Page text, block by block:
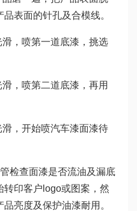
表面的针孔及合模线。
，喷第一道底漆，挑选
，喷第二道底漆，再用
，开始喷汽车漆面漆待
查面漆是否流油及漏底
转印客户logo或图案，然
亮度及保护油漆耐用。